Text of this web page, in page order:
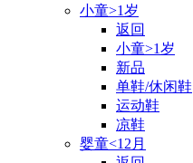
小童>1岁
返回
小童>1岁
新品
单鞋/休闲鞋
运动鞋
凉鞋
婴童<12月